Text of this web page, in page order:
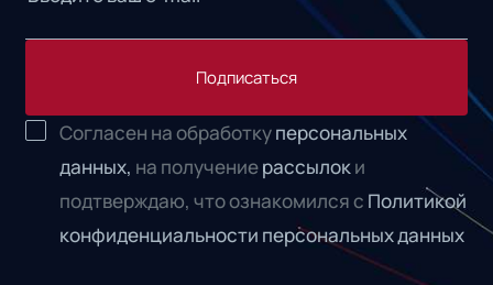
Подписаться
Согласен на обработкуперсональных
данных, на получениерассылоки
подтверждаю, что ознакомился с Политикой
конфиденциальности персональных данных